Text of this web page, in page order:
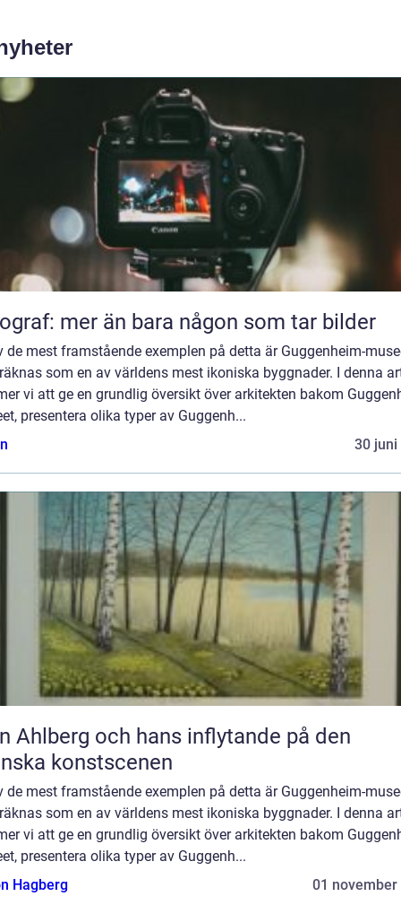
mer än bara någon som tar bilder
de mest framstående exemplen på detta är Guggenheim-
som en av världens mest ikoniska byggnader. I denna
vi att ge en grundlig översikt över arkitekten bakom
presentera olika typer av Guggenh...
30 juni
Ahlberg och hans inflytande på den
konstscenen
de mest framstående exemplen på detta är Guggenheim-
som en av världens mest ikoniska byggnader. I denna
vi att ge en grundlig översikt över arkitekten bakom
presentera olika typer av Guggenh...
Hagberg
01 november